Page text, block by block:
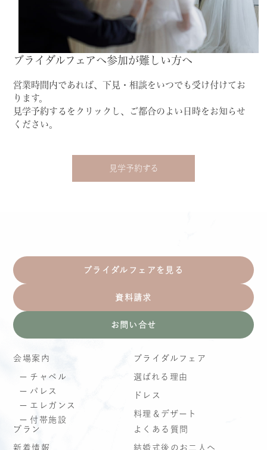
ブライダルフェアへ参加が難しい方へ
営業時間内であれば、下見・相談をいつでも受け付けてお
ります。
見学予約するをクリックし、ご都合のよい日時をお知らせ
ください。
見学予約する
ブライダルフェアを見る
資料請求
お問い合せ
会場案内
チャペル
パレス
エレガンス
付帯施設
ブライダルフェア
選ばれる理由
ドレス
料理＆デザート
プラン
新着情報
よくある質問
結婚式後のお二人へ